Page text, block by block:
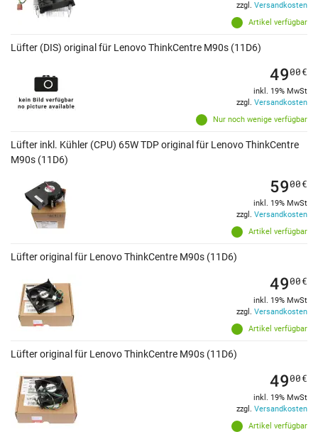
Artikel verfügbar
zzgl. Versandkosten
Lüfter (DIS) original für Lenovo ThinkCentre M90s (11D6)
Nur noch wenige verfügbar
4900€
inkl. 19% MwSt
zzgl. Versandkosten
Lüfter inkl. Kühler (CPU) 65W TDP original für Lenovo ThinkCentre
M90s (11D6)
Artikel verfügbar
5900€
inkl. 19% MwSt
zzgl. Versandkosten
Lüfter original für Lenovo ThinkCentre M90s (11D6)
Artikel verfügbar
4900€
inkl. 19% MwSt
zzgl. Versandkosten
Lüfter original für Lenovo ThinkCentre M90s (11D6)
Artikel verfügbar
4900€
inkl. 19% MwSt
zzgl. Versandkosten